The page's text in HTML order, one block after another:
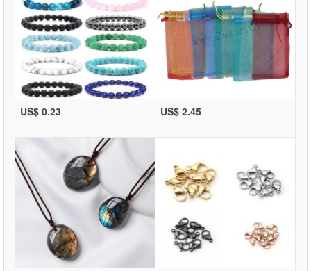
US$ 0.23 US$ 2.45